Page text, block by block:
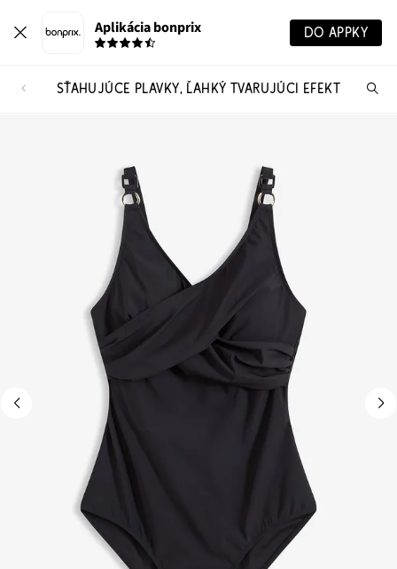
Aplikácia bonprix DO APPKY
SŤAHUJÚCE PLAVKY, ĽAHKÝ TVARUJÚCI EFEKT